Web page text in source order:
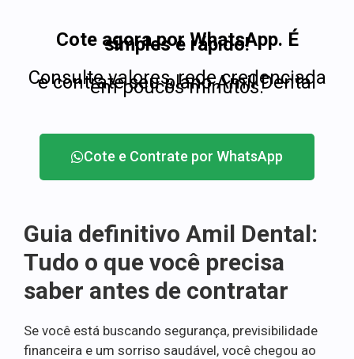
Cote agora por WhatsApp. É
simples e rápido!
Consulte valores, rede credenciada
e contrate seu plano Amil Dental
em poucos minutos.
Cote e Contrate por WhatsApp
Guia definitivo Amil Dental:
Tudo o que você precisa
saber antes de contratar
Se você está buscando segurança, previsibilidade
financeira e um sorriso saudável, você chegou ao